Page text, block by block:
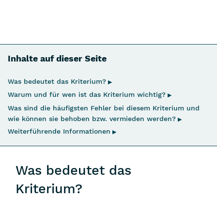
Inhalte auf dieser Seite
Navigation überspringen
Was bedeutet das Kriterium? ▶
Warum und für wen ist das Kriterium wichtig? ▶
Was sind die häufigsten Fehler bei diesem Kriterium und
wie können sie behoben bzw. vermieden werden? ▶
Weiterführende Informationen ▶
Was bedeutet das
Kriterium?